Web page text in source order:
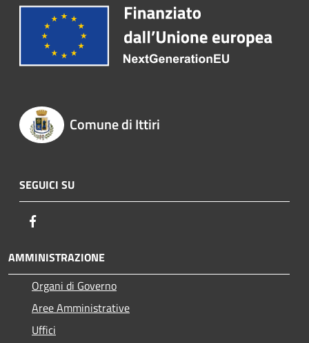
Comune di Ittiri
SEGUICI SU
AMMINISTRAZIONE
Organi di Governo
Aree Amministrative
Uffici